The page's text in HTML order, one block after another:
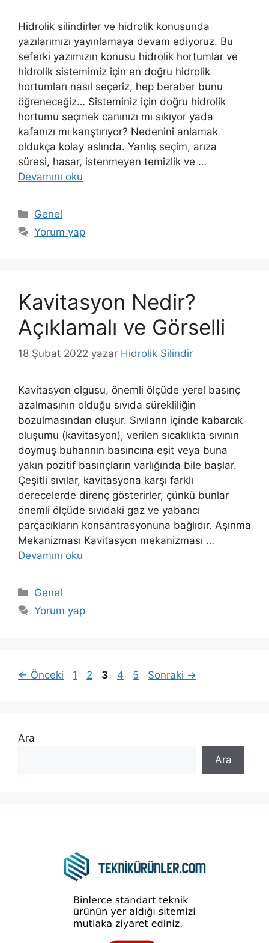
Hidrolik silindirler ve hidrolik konusunda
yazılarımızı yayınlamaya devam ediyoruz. Bu
seferki yazımızın konusu hidrolik hortumlar ve
hidrolik sistemimiz için en doğru hidrolik
hortumları nasıl seçeriz, hep beraber bunu
öğreneceğiz… Sisteminiz için doğru hidrolik
hortumu seçmek canınızı mı sıkıyor yada
kafanızı mı karıştırıyor? Nedenini anlamak
oldukça kolay aslında. Yanlış seçim, arıza
süresi, hasar, istenmeyen temizlik ve …
Devamını oku
Kategoriler
Genel
Yorum yap
Kavitasyon Nedir?
Açıklamalı ve Görselli
18 Şubat 2022 yazar Hidrolik Silindir
Kavitasyon olgusu, önemli ölçüde yerel basınç
azalmasının olduğu sıvıda sürekliliğin
bozulmasından oluşur. Sıvıların içinde kabarcık
oluşumu (kavitasyon), verilen sıcaklıkta sıvının
doymuş buharının basıncına eşit veya buna
yakın pozitif basınçların varlığında bile başlar.
Çeşitli sıvılar, kavitasyona karşı farklı
derecelerde direnç gösterirler, çünkü bunlar
önemli ölçüde sıvıdaki gaz ve yabancı
parçacıkların konsantrasyonuna bağlıdır. Aşınma
Mekanizması Kavitasyon mekanizması …
Devamını oku
Kategoriler
Genel
Yorum yap
← Önceki Sayfa
1 Sayfa
2 Sayfa
3 Sayfa
4 Sayfa
5 Sonraki →
Ara
Ara